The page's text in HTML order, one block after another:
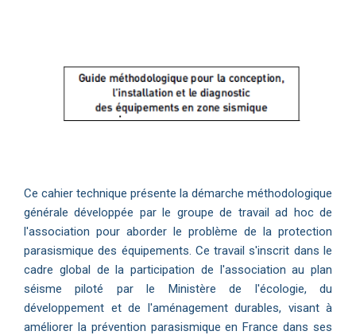
Ce cahier technique présente la démarche méthodologique
générale développée par le groupe de travail ad hoc de
l'association pour aborder le problème de la protection
parasismique des équipements. Ce travail s'inscrit dans le
cadre global de la participation de l'association au plan
séisme piloté par le Ministère de l'écologie, du
développement et de l'aménagement durables, visant à
améliorer la prévention parasismique en France dans ses